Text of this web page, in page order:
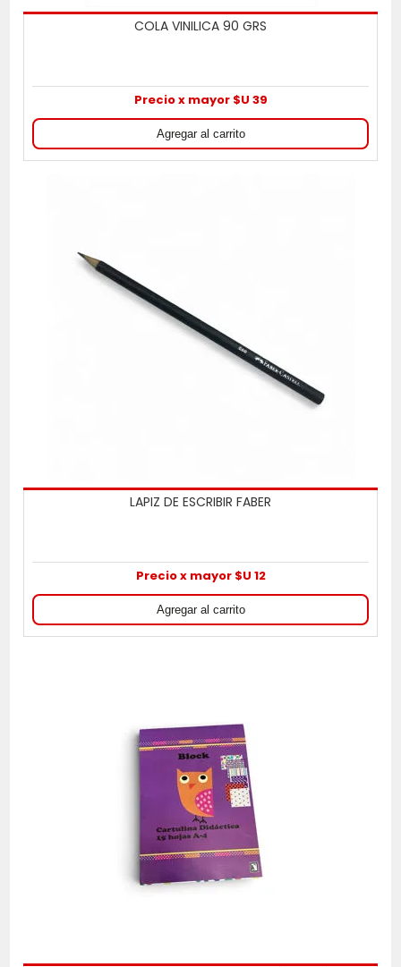
COLA VINILICA 90 GRS
Precio x mayor $U 39
LAPIZ DE ESCRIBIR FABER
Precio x mayor $U 12